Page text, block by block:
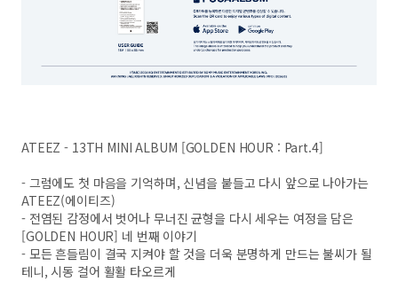
ATEEZ - 13TH MINI ALBUM [GOLDEN HOUR : Part.4]
- 그럼에도 첫 마음을 기억하며, 신념을 붙들고 다시 앞으로 나아가는
ATEEZ(에이티즈)
- 전염된 감정에서 벗어나 무너진 균형을 다시 세우는 여정을 담은
[GOLDEN HOUR] 네 번째 이야기
- 모든 흔들림이 결국 지켜야 할 것을 더욱 분명하게 만드는 불씨가 될
테니, 시동 걸어 활활 타오르게